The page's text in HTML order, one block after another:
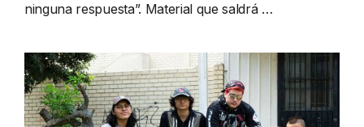
ninguna respuesta”. Material que saldrá …